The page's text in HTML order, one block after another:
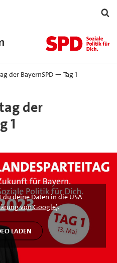
der BayernSPD — Tag 1
der
1
deine Daten in die USA
von Google).